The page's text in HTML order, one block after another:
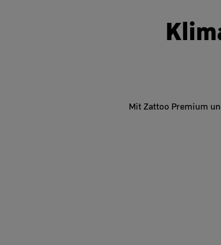
Mit Zattoo Premium